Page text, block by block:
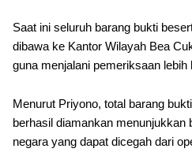
Saat ini seluruh barang bukti
dibawa ke Kantor Wilayah Bea
guna menjalani pemeriksaan lebih
Menurut Priyono, total barang
berhasil diamankan menunjukkan
negara yang dapat dicegah dari